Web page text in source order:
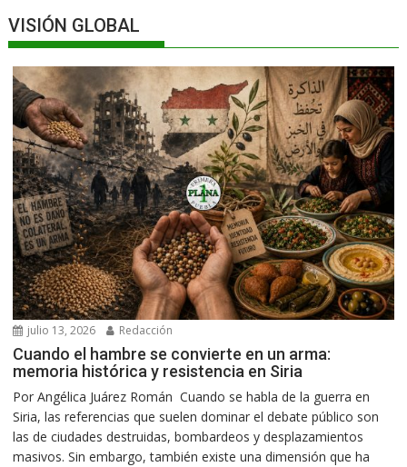
VISIÓN GLOBAL
julio 13, 2026 Redacción
Cuando el hambre se convierte en un arma:
memoria histórica y resistencia en Siria
Por Angélica Juárez Román Cuando se habla de la guerra en
Siria, las referencias que suelen dominar el debate público son
las de ciudades destruidas, bombardeos y desplazamientos
masivos. Sin embargo, también existe una dimensión que ha